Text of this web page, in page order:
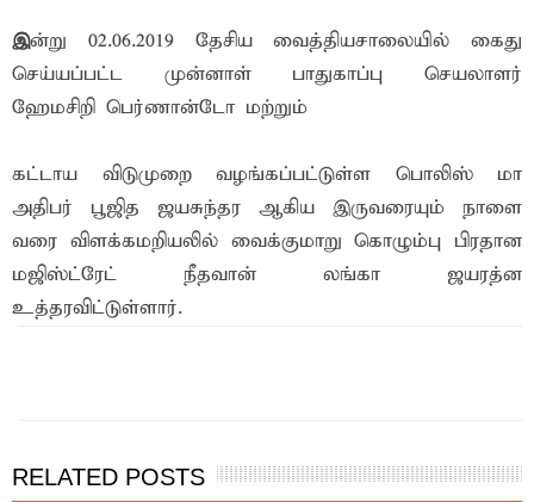
இன்று 02.06.2019 தேசிய வைத்தியசாலையில் கைது
செய்யப்பட்ட முன்னாள் பாதுகாப்பு செயலாளர்
ஹேமசிறி பெர்ணான்டோ மற்றும்
கட்டாய விடுமுறை வழங்கப்பட்டுள்ள பொலிஸ் மா
அதிபர் பூஜித ஜயசுந்தர ஆகிய இருவரையும் நாளை
வரை விளக்கமறியலில் வைக்குமாறு கொழும்பு பிரதான
மஜிஸ்ட்ரேட் நீதவான் லங்கா ஜயரத்ன
உத்தரவிட்டுள்ளார்.
RELATED POSTS